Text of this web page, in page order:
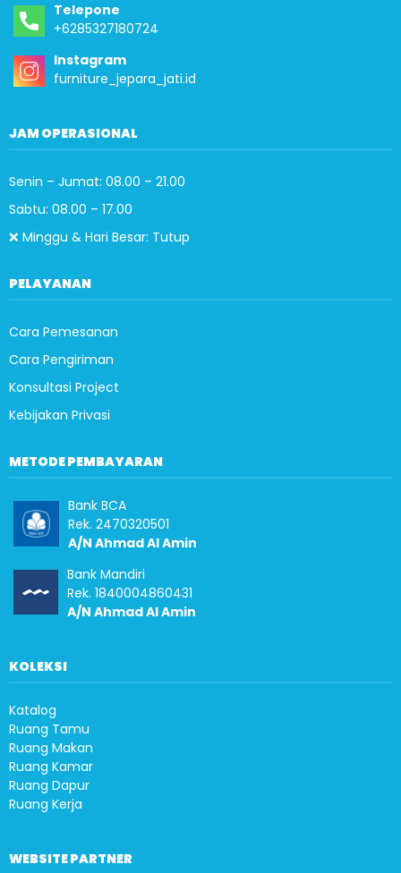
Telepone
+6285327180724
Instagram
furniture_jepara_jati.id
JAM OPERASIONAL
Senin – Jumat: 08.00 – 21.00
Sabtu: 08.00 – 17.00
❌ Minggu & Hari Besar: Tutup
PELAYANAN
Cara Pemesanan
Cara Pengiriman
Konsultasi Project
Kebijakan Privasi
METODE PEMBAYARAN
Bank BCA
Rek. 2470320501
A/N Ahmad Al Amin
Bank Mandiri
Rek. 1840004860431
A/N Ahmad Al Amin
KOLEKSI
Katalog
Ruang Tamu
Ruang Makan
Ruang Kamar
Ruang Dapur
Ruang Kerja
WEBSITE PARTNER